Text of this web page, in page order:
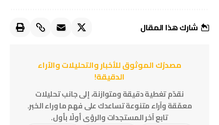
شارك هذا المقال
مصدرُك الموثوق للأخبار والتحليلات والآراء
الدقيقة!
نقدّم تغطية دقيقة ومتوازنة، إلى جانب تحليلات
معمّقة وآراء متنوعة تساعدك على فهم ما وراء الخبر.
تابع آخر المستجدات والرؤى أولًا بأول.